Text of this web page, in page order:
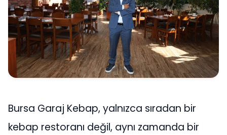
Bursa Garaj Kebap, yalnızca sıradan bir
kebap restoranı değil, aynı zamanda bir